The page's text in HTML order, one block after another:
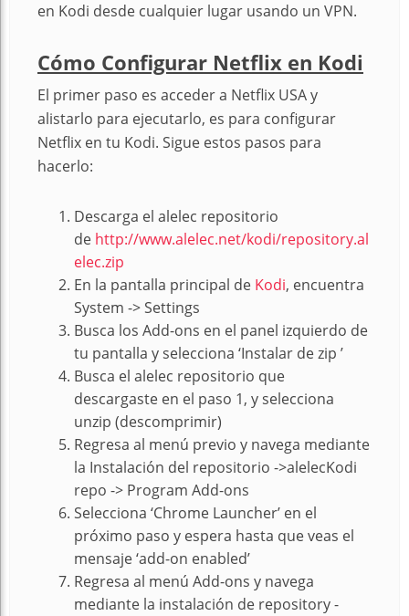
en Kodi desde cualquier lugar usando un VPN.
Cómo Configurar Netflix en Kodi
El primer paso es acceder a Netflix USA y
alistarlo para ejecutarlo, es para configurar
Netflix en tu Kodi. Sigue estos pasos para
hacerlo:
Descarga el alelec repositorio
de http://www.alelec.net/kodi/repository.al
elec.zip
En la pantalla principal de Kodi, encuentra
System -> Settings
Busca los Add-ons en el panel izquierdo de
tu pantalla y selecciona ‘Instalar de zip ’
Busca el alelec repositorio que
descargaste en el paso 1, y selecciona
unzip (descomprimir)
Regresa al menú previo y navega mediante
la Instalación del repositorio ->alelecKodi
repo -> Program Add-ons
Selecciona ‘Chrome Launcher’ en el
próximo paso y espera hasta que veas el
mensaje ‘add-on enabled’
Regresa al menú Add-ons y navega
mediante la instalación de repository -